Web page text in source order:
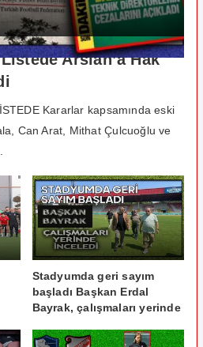
Arslan’a Hak
Kararlar kapsamında eski
Can Arat, Mithat Çulcuoğlu ve
Stadyumda geri sayım
başladı Başkan Erdal
Bayrak, çalışmaları yerinde